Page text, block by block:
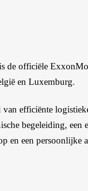
de officiële
en Luxemburg.
van efficiënte
begeleiding, een
en een persoonlijke